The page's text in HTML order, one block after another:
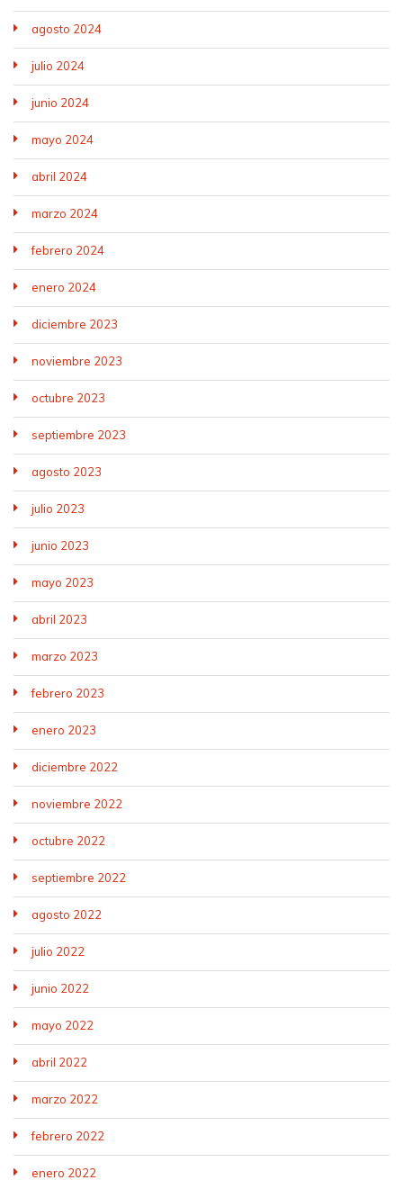
agosto 2024
julio 2024
junio 2024
mayo 2024
abril 2024
marzo 2024
febrero 2024
enero 2024
diciembre 2023
noviembre 2023
octubre 2023
septiembre 2023
agosto 2023
julio 2023
junio 2023
mayo 2023
abril 2023
marzo 2023
febrero 2023
enero 2023
diciembre 2022
noviembre 2022
octubre 2022
septiembre 2022
agosto 2022
julio 2022
junio 2022
mayo 2022
abril 2022
marzo 2022
febrero 2022
enero 2022